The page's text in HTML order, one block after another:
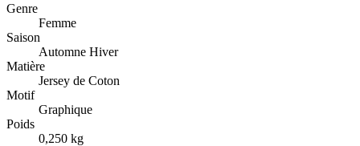
Genre
Femme
Saison
Automne Hiver
Matière
Jersey de Coton
Motif
Graphique
Poids
0,250 kg